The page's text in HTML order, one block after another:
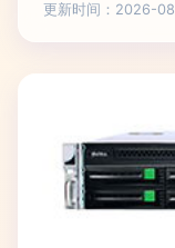
更新时间：2026-